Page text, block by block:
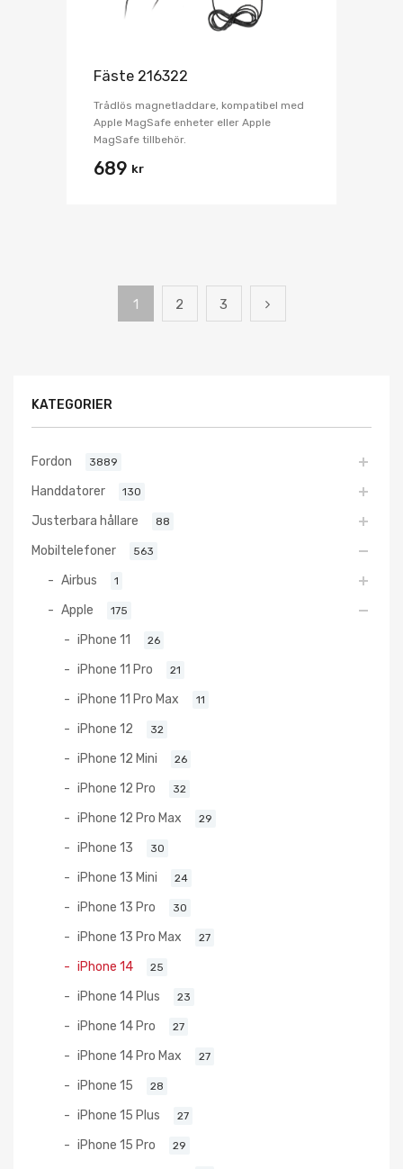
Fäste 216322
Trådlös magnetladdare, kompatibel med
Apple MagSafe enheter eller Apple
MagSafe tillbehör.
689 kr
1 2 3
KATEGORIER
Fordon 3889
Handdatorer 130
Justerbara hållare 88
Mobiltelefoner 563
Airbus 1
Apple 175
iPhone 11 26
iPhone 11 Pro 21
iPhone 11 Pro Max 11
iPhone 12 32
iPhone 12 Mini 26
iPhone 12 Pro 32
iPhone 12 Pro Max 29
iPhone 13 30
iPhone 13 Mini 24
iPhone 13 Pro 30
iPhone 13 Pro Max 27
iPhone 14 25
iPhone 14 Plus 23
iPhone 14 Pro 27
iPhone 14 Pro Max 27
iPhone 15 28
iPhone 15 Plus 27
iPhone 15 Pro 29